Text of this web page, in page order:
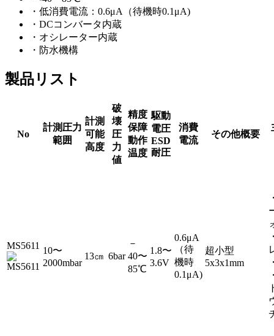
・低消費電流：0.6μA（待機時0.1μA)
・DCコンバータ内蔵
・オシレーター内蔵
・防水機構
製品リスト
No
計測圧力
範囲
計測
可能
高度
破
壊
圧
力
値
精度
保障
動作
温度
駆動
電圧
ESD
耐圧
消費
電流
その他概要
MS5611 10〜
2000mbar
13㎝ 6bar
－
40〜
85℃
1.8〜
3.6V
0.6μA
（待
機時
0.1μA)
超小型
5x3x1mm